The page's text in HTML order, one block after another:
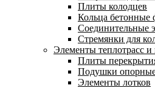
Плиты колодцев
Кольца бетонные
Соединительные
Стремянки для
Элементы теплотрасс и
Плиты
Подушки
Элементы лотков